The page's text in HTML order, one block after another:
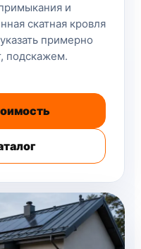
и
скатная кровля
примерно
подскажем.